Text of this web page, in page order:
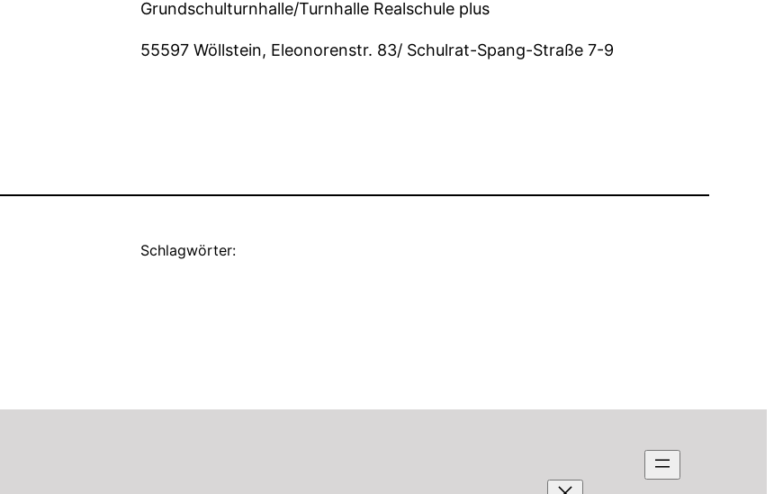
Grundschulturnhalle/Turnhalle Realschule plus
55597 Wöllstein, Eleonorenstr. 83/ Schulrat-Spang-Straße 7-9
Schlagwörter: